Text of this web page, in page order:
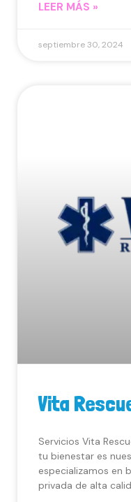
LEER MÁS »
septiembre 30, 2024
Vita
Servicios Vita
tu bienestar es
especializamos en
privada de alta